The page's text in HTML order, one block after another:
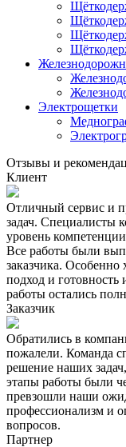
Электрощетки
Отзывы и
Клиент
Отличный сервис и
задач. Специалисты
уровень
Все работы были
заказчика. Особенно
подход и готовность
работы остались
Заказчик
Обратились в
пожалели. Команда
решение наших
этапы работы были
превзошли наши
профессионализм и
вопросов.
Партнер